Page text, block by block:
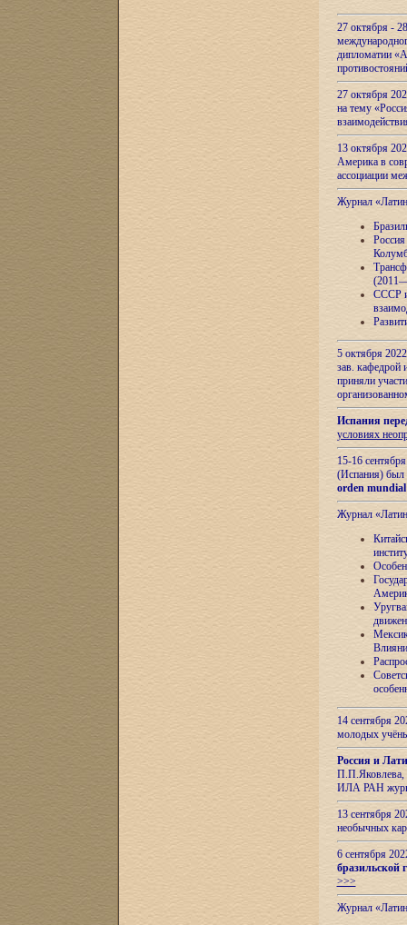
27 октября -
дипломатии
27 октября
на тему
13 октября
Америка в
ассоциации
Журнал
СССР и
5 октября
зав.
приняли
Испания
условиях
15-16
(Испания) был
orden
Журнал
14 сентября
молодых
Россия и
П.П.Яковлева,
ИЛА РАН
13 сентября
необычных
6 сентября
бразильской
>>>
Журнал